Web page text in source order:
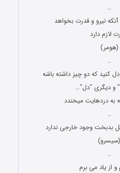
…
نیرو و قدرت بخواهد
لازم دارد
(هومر)
…
کنید که دو چیز داشته باشه
و دیگری “دل”…
به دردهایت میخندد
…
بدبخت وجود خارجی ندارد
(سیسرو)
…
و از یاد می برم